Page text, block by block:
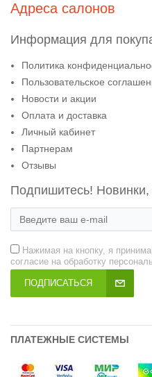
Адреса салонов
Информация для
Политика
Пользовательское
Новости и акции
Оплата и доставка
Личный кабинет
Партнерам
Отзывы
Подпишитесь! Новинки,
Нажимая на кнопку, я
согласие на обработку
ПОДПИСАТЬСЯ
ПЛАТЕЖНЫЕ СИСТЕМЫ